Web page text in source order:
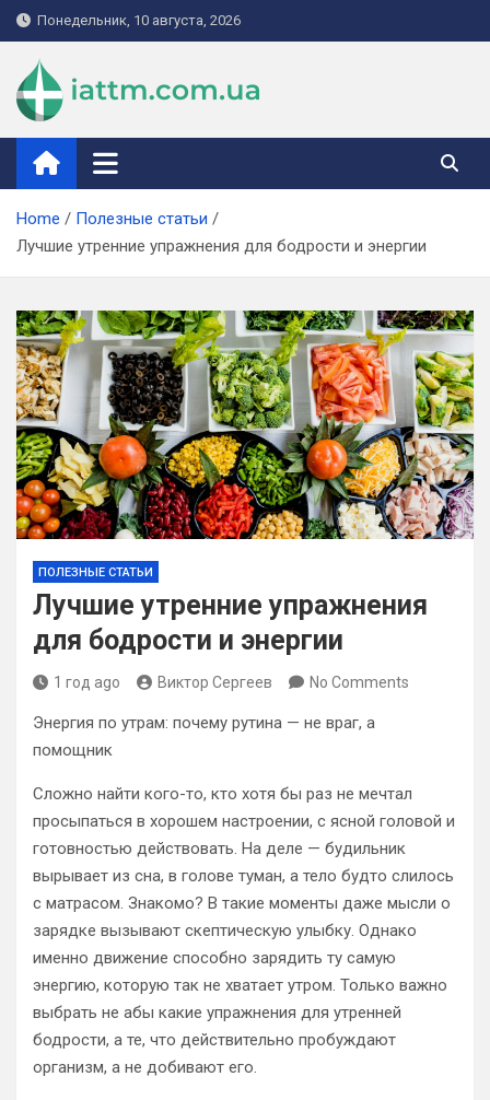
Skip
to
content
Понедельник, 10 августа, 2026
iattm.com.ua
Home
Полезные статьи
Лучшие утренние упражнения для бодрости и энергии
ПОЛЕЗНЫЕ СТАТЬИ
Лучшие утренние упражнения
для бодрости и энергии
1 год ago Виктор Сергеев No Comments
Энергия по утрам: почему рутина — не враг, а
помощник
Сложно найти кого-то, кто хотя бы раз не мечтал
просыпаться в хорошем настроении, с ясной головой и
готовностью действовать. На деле — будильник
вырывает из сна, в голове туман, а тело будто слилось
с матрасом. Знакомо? В такие моменты даже мысли о
зарядке вызывают скептическую улыбку. Однако
именно движение способно зарядить ту самую
энергию, которую так не хватает утром. Только важно
выбрать не абы какие упражнения для утренней
бодрости, а те, что действительно пробуждают
организм, а не добивают его.